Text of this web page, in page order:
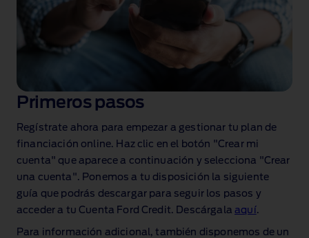
Primeros pasos
Regístrate ahora para empezar a gestionar tu plan de
financiación online. Haz clic en el botón "Crear mi
cuenta" que aparece a continuación y selecciona "Crear
una cuenta". Ponemos a tu disposición la siguiente
guía que podrás descargar para seguir los pasos y
acceder a tu Cuenta Ford Credit. Descárgala aquí.
Para información adicional, también disponemos de un